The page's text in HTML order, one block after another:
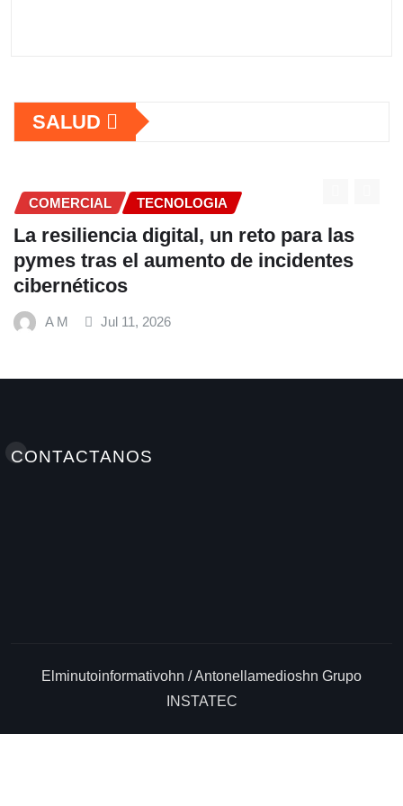
SALUD
COMERCIAL TECNOLOGIA
La resiliencia digital, un reto para las
pymes tras el aumento de incidentes
cibernéticos
A M Jul 11, 2026
CONTACTANOS
Elminutoinformativohn / Antonellamedioshn Grupo
INSTATEC